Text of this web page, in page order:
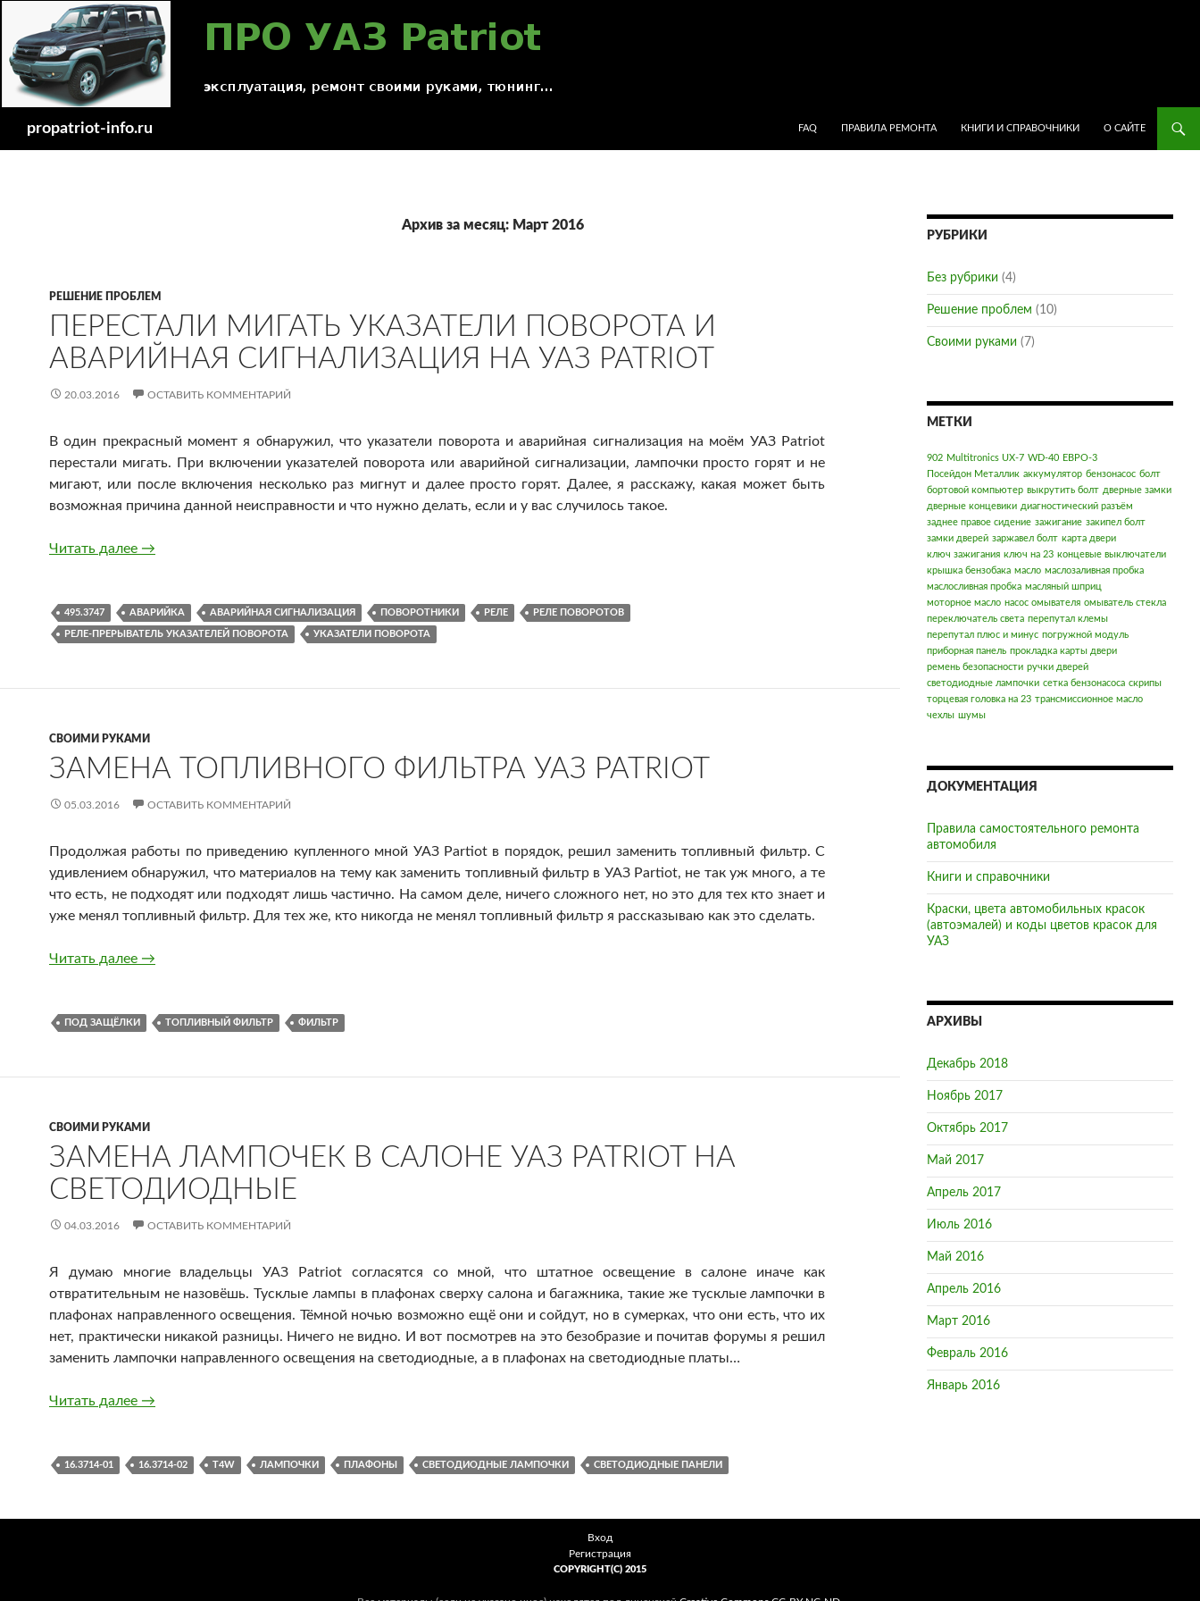
propatriot-info.ru
FAQ
ПРАВИЛА РЕМОНТА КНИГИ И СПРАВОЧНИКИ О САЙТЕ
Архив за месяц: Март 2016
РЕШЕНИЕ ПРОБЛЕМ
ПЕРЕСТАЛИ МИГАТЬ УКАЗАТЕЛИ ПОВОРОТА И
АВАРИЙНАЯ СИГНАЛИЗАЦИЯ НА УАЗ PATRIOT
20.03.2016 ОСТАВИТЬ КОММЕНТАРИЙ
В один прекрасный момент я обнаружил, что указатели поворота и аварийная сигнализация на моём УАЗ Patriot
перестали мигать. При включении указателей поворота или аварийной сигнализации, лампочки просто горят и не
мигают, или после включения несколько раз мигнут и далее просто горят. Далее, я расскажу, какая может быть
возможная причина данной неисправности и что нужно делать, если и у вас случилось такое.
Читать далее Перестали мигать указатели поворота и аварийная сигнализация на УАЗ Patriot
→
495.3747 АВАРИЙКА АВАРИЙНАЯ СИГНАЛИЗАЦИЯ ПОВОРОТНИКИ РЕЛЕ РЕЛЕ ПОВОРОТОВ
РЕЛЕ-ПРЕРЫВАТЕЛЬ УКАЗАТЕЛЕЙ ПОВОРОТА УКАЗАТЕЛИ ПОВОРОТА
СВОИМИ РУКАМИ
ЗАМЕНА ТОПЛИВНОГО ФИЛЬТРА УАЗ PATRIOT
05.03.2016 ОСТАВИТЬ КОММЕНТАРИЙ
Продолжая работы по приведению купленного мной УАЗ Partiot в порядок, решил заменить топливный фильтр. С
удивлением обнаружил, что материалов на тему как заменить топливный фильтр в УАЗ Partiot, не так уж много, а те
что есть, не подходят или подходят лишь частично. На самом деле, ничего сложного нет, но это для тех кто знает и
уже менял топливный фильтр. Для тех же, кто никогда не менял топливный фильтр я рассказываю как это сделать.
Читать далее Замена топливного фильтра УАЗ Patriot
→
ПОД ЗАЩЁЛКИ ТОПЛИВНЫЙ ФИЛЬТР ФИЛЬТР
СВОИМИ РУКАМИ
ЗАМЕНА ЛАМПОЧЕК В САЛОНЕ УАЗ PATRIOT НА
СВЕТОДИОДНЫЕ
04.03.2016 ОСТАВИТЬ КОММЕНТАРИЙ
Я думаю многие владельцы УАЗ Patriot согласятся со мной, что штатное освещение в салоне иначе как
отвратительным не назовёшь. Тусклые лампы в плафонах сверху салона и багажника, такие же тусклые лампочки в
плафонах направленного освещения. Тёмной ночью возможно ещё они и сойдут, но в сумерках, что они есть, что их
нет, практически никакой разницы. Ничего не видно. И вот посмотрев на это безобразие и почитав форумы я решил
заменить лампочки направленного освещения на светодиодные, а в плафонах на светодиодные платы…
Читать далее Замена лампочек в салоне УАЗ Patriot на светодиодные
→
16.3714-01 16.3714-02 T4W ЛАМПОЧКИ ПЛАФОНЫ СВЕТОДИОДНЫЕ ЛАМПОЧКИ СВЕТОДИОДНЫЕ ПАНЕЛИ
РУБРИКИ
Без рубрики (4)
Решение проблем (10)
Своими руками (7)
МЕТКИ
902 Multitronics UX-7 WD-40 ЕВРО-3
Посейдон Металлик аккумулятор бензонасос болт
бортовой компьютер выкрутить болт дверные замки
дверные концевики диагностический разъём
заднее правое сидение зажигание закипел болт
замки дверей заржавел болт карта двери
ключ зажигания ключ на 23 концевые выключатели
крышка бензобака масло маслозаливная пробка
маслосливная пробка масляный шприц
моторное масло насос омывателя омыватель стекла
переключатель света перепутал клемы
перепутал плюс и минус погружной модуль
приборная панель прокладка карты двери
ремень безопасности ручки дверей
светодиодные лампочки сетка бензонасоса скрипы
торцевая головка на 23 трансмиссионное масло
чехлы шумы
ДОКУМЕНТАЦИЯ
Правила самостоятельного ремонта
автомобиля
Книги и справочники
Краски, цвета автомобильных красок
(автоэмалей) и коды цветов красок для
УАЗ
АРХИВЫ
Декабрь 2018
Ноябрь 2017
Октябрь 2017
Май 2017
Апрель 2017
Июль 2016
Май 2016
Апрель 2016
Март 2016
Февраль 2016
Январь 2016
Вход
Регистрация
COPYRIGHT(C) 2015